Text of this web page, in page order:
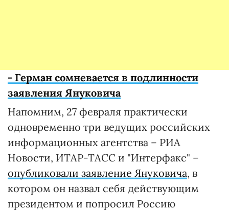
- Герман сомневается в подлинности
заявления Януковича
Напомним, 27 февраля практически
одновременно три ведущих российских
информационных агентства – РИА
Новости, ИТАР-ТАСС и "Интерфакс" –
опубликовали заявление Януковича, в
котором он назвал себя действующим
президентом и попросил Россию